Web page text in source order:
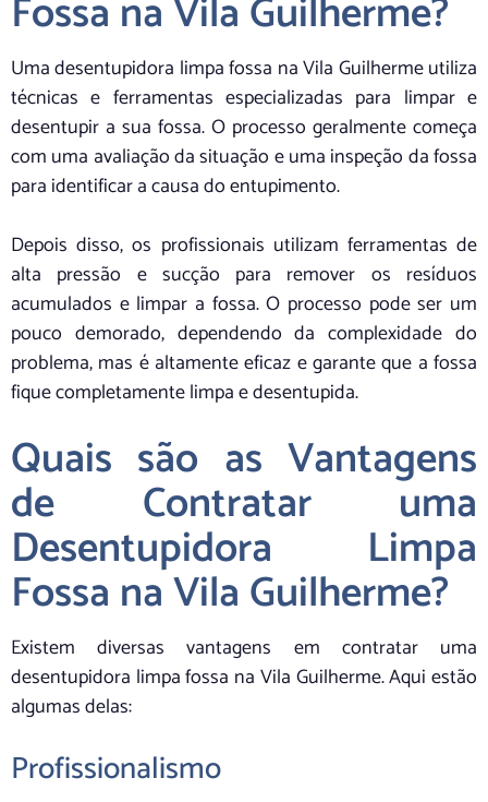
Fossa na Vila Guilherme?
Uma desentupidora limpa fossa na Vila Guilherme utiliza
técnicas e ferramentas especializadas para limpar e
desentupir a sua fossa. O processo geralmente começa
com uma avaliação da situação e uma inspeção da fossa
para identificar a causa do entupimento.
Depois disso, os profissionais utilizam ferramentas de
alta pressão e sucção para remover os resíduos
acumulados e limpar a fossa. O processo pode ser um
pouco demorado, dependendo da complexidade do
problema, mas é altamente eficaz e garante que a fossa
fique completamente limpa e desentupida.
Quais são as Vantagens
de Contratar uma
Desentupidora Limpa
Fossa na Vila Guilherme?
Existem diversas vantagens em contratar uma
desentupidora limpa fossa na Vila Guilherme. Aqui estão
algumas delas:
Profissionalismo